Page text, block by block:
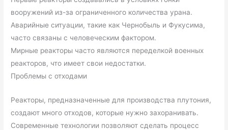
вооружений из-за ограниченного количества урана.
Аварийные ситуации, такие как Чернобыль и Фукусима,
часто связаны с человеческим фактором.
Мирные реакторы часто являются переделкой военных
реакторов, что имеет свои недостатки.
Проблемы с отходами
Реакторы, предназначенные для производства плутония,
создают много отходов, которые нужно захоранивать.
Современные технологии позволяют сделать процесс